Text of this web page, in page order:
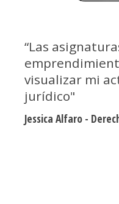
“Las
visualizar mi
jurídico"
Jessica Alfaro -